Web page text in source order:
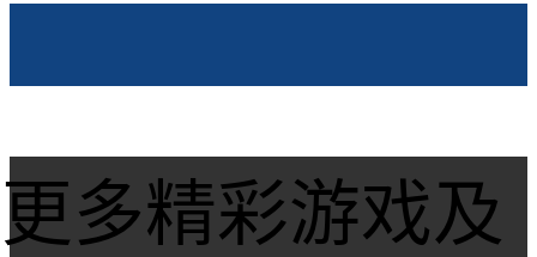
更多精彩游戏及